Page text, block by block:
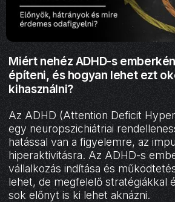
Miért nehéz ADHD-s
építeni, és hogyan lehet ezt
kihasználni?
Az ADHD (Attention Deficit
egy neuropszichiátriai
hatással van a figyelemre, az
hiperaktivitásra. Az ADHD-s
vállalkozás indítása és
lehet, de megfelelő stratégiákkal
sok előnyt is ki lehet aknázni.